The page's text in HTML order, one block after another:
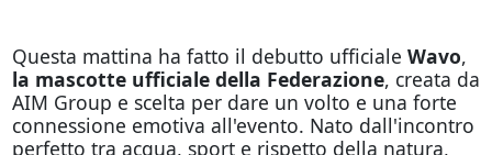
Questa mattina ha fatto il debutto ufficiale Wavo,
la mascotte ufficiale della Federazione, creata da
AIM Group e scelta per dare un volto e una forte
connessione emotiva all'evento. Nato dall'incontro
perfetto tra acqua, sport e rispetto della natura,